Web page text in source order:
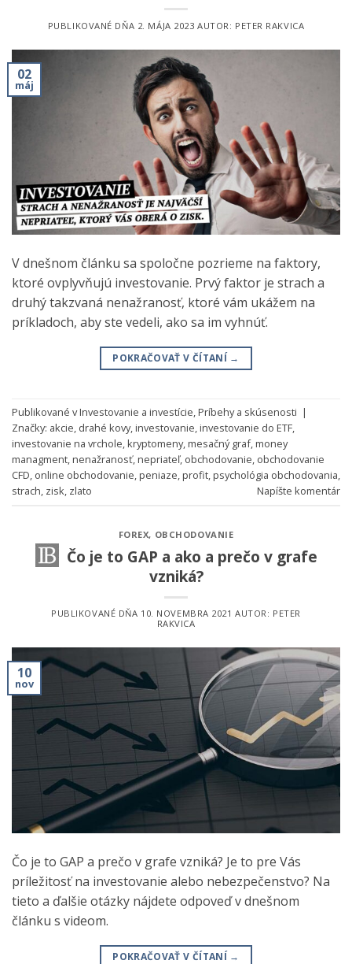
PUBLIKOVANÉ DŇA 2. MÁJA 2023 AUTOR: PETER RAKVICA
02
máj
V dnešnom článku sa spoločne pozrieme na faktory,
ktoré ovplyvňujú investovanie. Prvý faktor je strach a
druhý takzvaná nenažranosť, ktoré vám ukážem na
príkladoch, aby ste vedeli, ako sa im vyhnúť.
POKRAČOVAŤ V ČÍTANÍ →
Publikované vInvestovanie a investície,Príbehy a skúsenosti |
Značky: akcie, drahé kovy,investovanie,investovanie do ETF,
investovanie na vrchole,kryptomeny,mesačný graf,money
managment,nenažranosť,nepriateľ, obchodovanie, obchodovanie
CFD, online obchodovanie,peniaze,profit,psychológia obchodovania,
strach, zisk, zlato Napíšte komentár
FOREX, OBCHODOVANIE
Čo je to GAP a ako a prečo v grafe
vzniká?
PUBLIKOVANÉ DŇA 10. NOVEMBRA 2021 AUTOR: PETER
RAKVICA
10
nov
Čo je to GAP a prečo v grafe vzniká? Je to pre Vás
príležitosť na investovanie alebo nebezpečenstvo? Na
tieto a ďalšie otázky nájdete odpoveď v dnešnom
článku s videom.
POKRAČOVAŤ V ČÍTANÍ →